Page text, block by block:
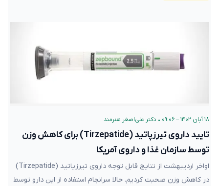
۱۸ آبان ۱۴۰۲ – ۰۹:۰۶ • دکتر علی‌اصغر هنرمند
تایید داروی تیرزپاتید (Tirzepatide) برای کاهش وزن
توسط سازمان غذا و داروی آمریکا
اواخر اردیبهشت از نتایج قابل توجه داروی تیرزپاتید (Tirzepatide)
در کاهش وزن صحبت کردیم. حالا سرانجام استفاده از این دارو توسط